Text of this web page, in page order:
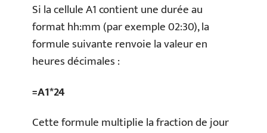
Si la cellule A1 contient une durée au
format hh:mm (par exemple 02:30), la
formule suivante renvoie la valeur en
heures décimales :
=A1*24
Cette formule multiplie la fraction de jour